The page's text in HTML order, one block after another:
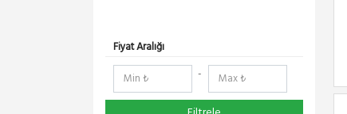
RedLine
RF Elements
NetElastic
Paessler
Fiyat Aralığı
-